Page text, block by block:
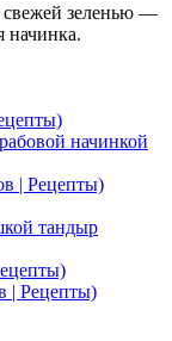
свежей зеленью —
начинка.
начинкой
| Рецепты)
тандыр
| Рецепты)